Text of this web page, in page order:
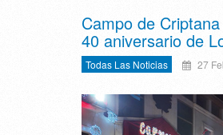
Campo de
40 aniversario de
Todas Las Noticias 27